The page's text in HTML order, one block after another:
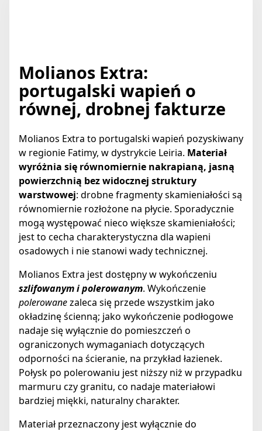
Molianos Extra:
portugalski wapień o
równej, drobnej fakturze
Molianos Extra to portugalski wapień pozyskiwany
w regionie Fatimy, w dystrykcie Leiria. Materiał
wyróżnia się równomiernie nakrapianą, jasną
powierzchnią bez widocznej struktury
warstwowej: drobne fragmenty skamieniałości są
równomiernie rozłożone na płycie. Sporadycznie
mogą występować nieco większe skamieniałości;
jest to cecha charakterystyczna dla wapieni
osadowych i nie stanowi wady technicznej.
Molianos Extra jest dostępny w wykończeniu
szlifowanym i polerowanym. Wykończenie
polerowanezaleca się przede wszystkim jako
okładzinę ścienną; jako wykończenie podłogowe
nadaje się wyłącznie do pomieszczeń o
ograniczonych wymaganiach dotyczących
odporności na ścieranie, na przykład łazienek.
Połysk po polerowaniu jest niższy niż w przypadku
marmuru czy granitu, co nadaje materiałowi
bardziej miękki, naturalny charakter.
Materiał przeznaczony jest wyłącznie do